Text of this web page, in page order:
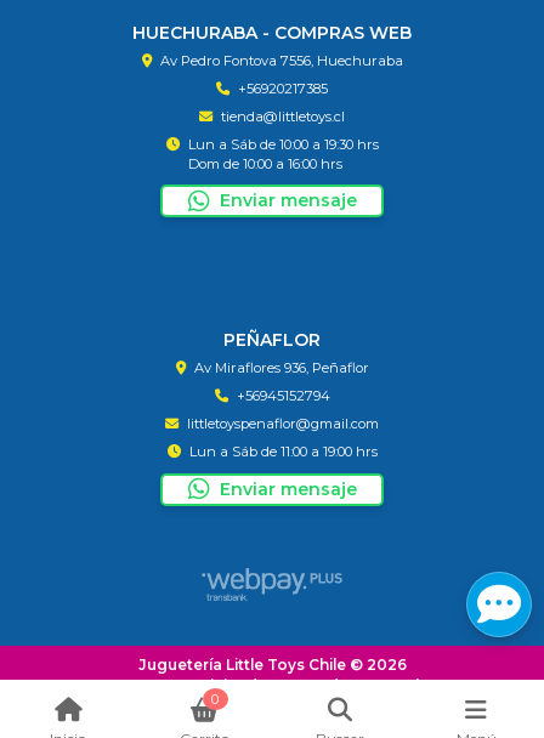
HUECHURABA - COMPRAS WEB
Av Pedro Fontova 7556, Huechuraba
+56920217385
tienda@littletoys.cl
Lun a Sáb de 10:00 a 19:30 hrs
Dom de 10:00 a 16:00 hrs
Enviar mensaje
PEÑAFLOR
Av Miraflores 936, Peñaflor
+56945152794
littletoyspenaflor@gmail.com
Lun a Sáb de 11:00 a 19:00 hrs
Enviar mensaje
Juguetería Little Toys Chile © 2026
¿Te gusta mi tienda? Yo vendo conBsale
0